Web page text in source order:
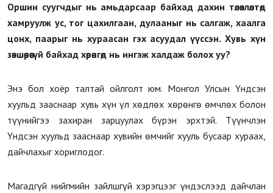
Оршин суугчдыг нь амьдарсаар байхад дахин төлөвлөлтөд
хамруулж ус, тог цахилгаан, дулааныг нь салгаж, хаалга
цонх, паарыг нь хураасан гэх асуудал үүссэн. Хувь хүн
зөвшөөрөөгүй байхад хөрөнгөд нь ингэж халдаж болох уу?
Энэ бол хоёр талтай ойлголт юм. Монгол Улсын Үндсэн
хуульд зааснаар хувь хүн үл хөдлөх хөрөнгө өмчлөх болон
түүнийгээ захиран зарцуулах бүрэн эрхтэй. Түүнчлэн
Үндсэн хуульд зааснаар хувийн өмчийг хууль бусаар хураах,
дайчлахыг хориглодог.
Магадгүй нийгмийн зайлшгүй хэрэгцээг үндэслээд дайчлан